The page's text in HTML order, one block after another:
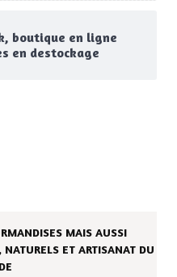
boutique en ligne
en destockage
MAIS AUSSI
NATURELS ET ARTISANAT DU